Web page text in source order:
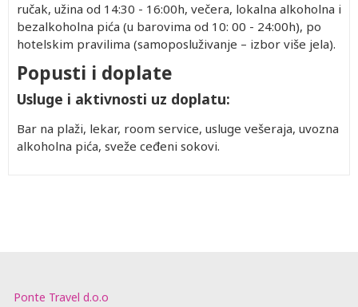
ručak, užina od 14:30 - 16:00h, večera, lokalna alkoholna i
bezalkoholna pića (u barovima od 10: 00 - 24:00h), po
hotelskim pravilima (samoposluživanje – izbor više jela).
Popusti i doplate
Usluge i aktivnosti uz doplatu:
Bar na plaži, lekar, room service, usluge vešeraja, uvozna
alkoholna pića, sveže ceđeni sokovi.
Ponte Travel d.o.o